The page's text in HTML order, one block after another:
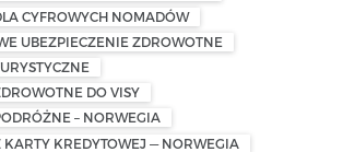
CYFROWYCH NOMADÓW
UBEZPIECZENIE ZDROWOTNE
DO VISY
– NORWEGIA
KARTY KREDYTOWEJ — NORWEGIA